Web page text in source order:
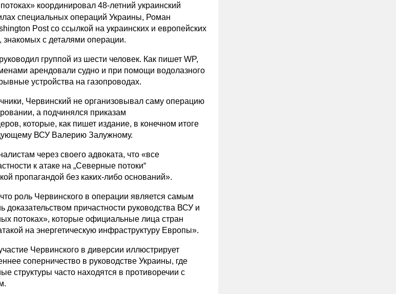
координировал 48-летний украинский
специальных операций Украины, Роман
Post со ссылкой на украинских и европейских
знакомых с деталями операции.
группой из шести человек. Как пишет WP,
арендовали судно и при помощи водолазного
устройства на газопроводах.
Червинский не организовывал саму операцию
а подчинялся приказам
которые, как пишет издание, в конечном итоге
ВСУ Валерию Залужному.
через своего адвоката, что «все
к атаке на „Северные потоки“
пропагандой без каких-либо оснований».
роль Червинского в операции является самым
причастности руководства ВСУ и
потоках», которые официальные лица стран
на энергетическую инфраструктуру Европы».
Червинского в диверсии иллюстрирует
соперничество в руководстве Украины, где
структуры часто находятся в противоречии с